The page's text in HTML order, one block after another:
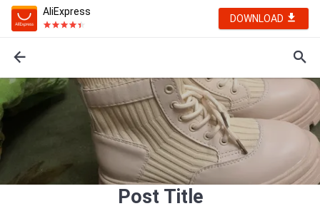
AliExpress
DOWNLOAD
Post Title